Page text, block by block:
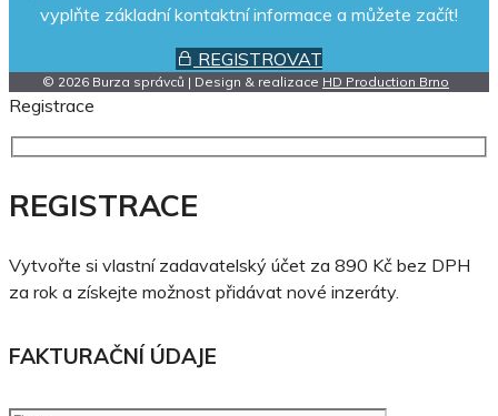
vyplňte základní kontaktní informace a můžete začít!
REGISTROVAT
© 2026 Burza správců | Design & realizace HD Production Brno
Registrace
REGISTRACE
Vytvořte si vlastní zadavatelský účet za 890 Kč bez DPH
za rok a získejte možnost přidávat nové inzeráty.
FAKTURAČNÍ ÚDAJE